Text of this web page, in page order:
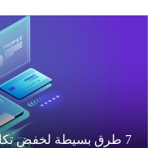
7 طرق بسيطة لخفض تكاليف التجارة الإلكترونية